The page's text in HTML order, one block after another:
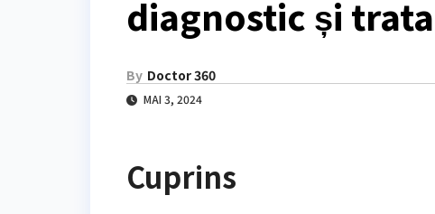
diagnostic și
By Doctor 360
MAI 3, 2024
Cuprins